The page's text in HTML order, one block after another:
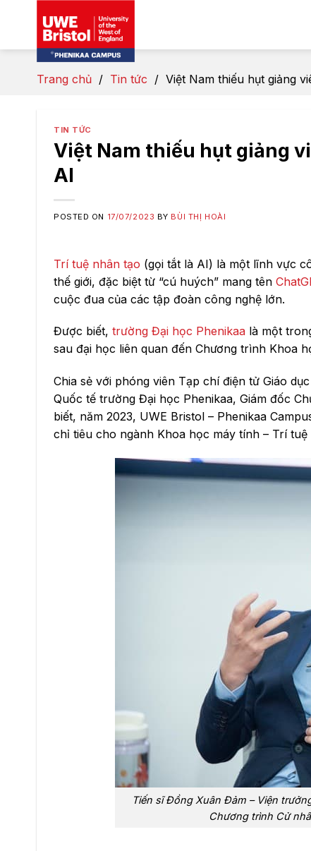
Trang chủ / Tin tức / Việt Nam thiếu hụt giảng
TIN TỨC
Việt Nam thiếu hụt giảng
AI
POSTED ON 17/07/2023 BY BÙI THỊ HOÀI
Trí tuệ nhân tạo (gọi tắt là AI) là một lĩnh vực
thế giới, đặc biệt từ “cú huých” mang tên
cuộc đua của các tập đoàn công nghệ lớn.
Được biết, trường Đại học Phenikaa là một
sau đại học liên quan đến Chương trình Khoa
Chia sẻ với phóng viên Tạp chí điện tử Giáo
Quốc tế trường Đại học Phenikaa, Giám đốc
biết, năm 2023, UWE Bristol – Phenikaa
chỉ tiêu cho ngành Khoa học máy tính – Trí tuệ
Tiến sĩ Đồng Xuân Đảm – Viện
Chương trình Cử